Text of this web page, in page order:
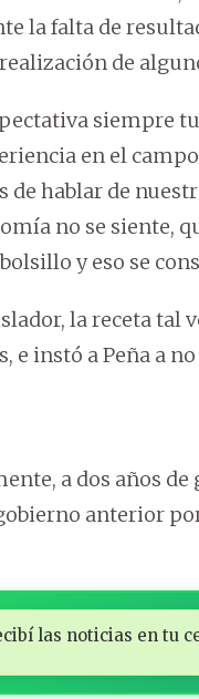
la falta de
de
siempre
en el
de hablar de
no se siente,
y eso se
la receta tal
e instó a Peña a
a dos años
anterior
las noticias en tu